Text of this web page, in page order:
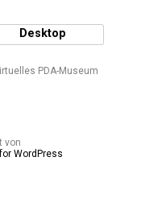
Desktop
PDA-Museum
von
WordPress